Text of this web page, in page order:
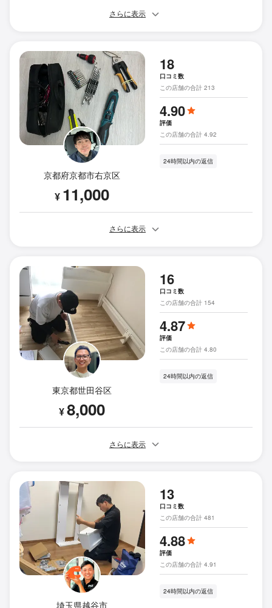
さらに表示
京都府京都市右京区
¥ 11,000
18
口コミ数
この店舗の合計 213
4.90
評価
この店舗の合計 4.92
24時間以内の返信
さらに表示
東京都世田谷区
¥8,000
16
口コミ数
この店舗の合計 154
4.87
評価
この店舗の合計 4.80
24時間以内の返信
さらに表示
埼玉県越谷市
13
口コミ数
この店舗の合計 481
4.88
評価
この店舗の合計 4.91
24時間以内の返信